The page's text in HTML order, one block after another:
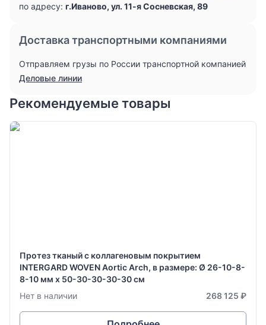
по адресу: г.Иваново, ул. 11-я Сосневская, 89
Доставка транспортными компаниями
Отправляем грузы по России транспортной компанией
Деловые линии
Рекомендуемые товары
Протез тканый с коллагеновым покрытием
INTERGARD WOVEN Aortic Arch, в размере: Ø 26-10-8-
8-10 мм х 50-30-30-30-30 см
Нет в наличии
268 125 ₽